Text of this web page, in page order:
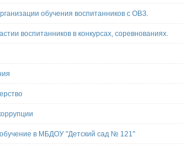
обучения воспитанников с ОВЗ.
воспитанников в конкурсах, соревнованиях.
в МБДОУ "Детский сад № 121"